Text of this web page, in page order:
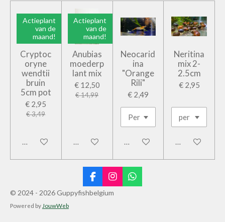
Actieplant
van de
maand!
Cryptoc
oryne
wendtii
bruin
5cm pot
€ 2,95
€ 3,49
In winkelwagen
Actieplant
van de
maand!
Anubias
moederp
lant mix
€ 12,50
€ 14,99
In winkelwagen
Neocarid
ina
"Orange
Rili"
€ 2,49
In winkelwagen
Neritina
mix 2-
2.5cm
€ 2,95
In
F
a
c
I
n
s
W
h
© 2024 - 2026 Guppyfishbelgium
Powered by JouwWeb